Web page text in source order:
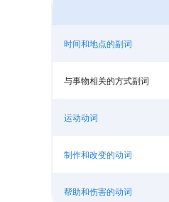
时间和地点的副词
与事物相关的方式副词
运动动词
制作和改变的动词
帮助和伤害的动词